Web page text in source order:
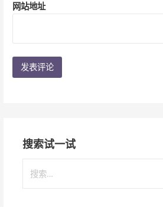
网站地址
搜索试一试
索